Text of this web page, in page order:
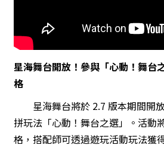
星海舞台開放！參與「心動！舞台
格
星海舞台將於 2.7 版本期間開
拼玩法「心動！舞台之選」。活動
格，搭配師可透過遊玩活動玩法獲